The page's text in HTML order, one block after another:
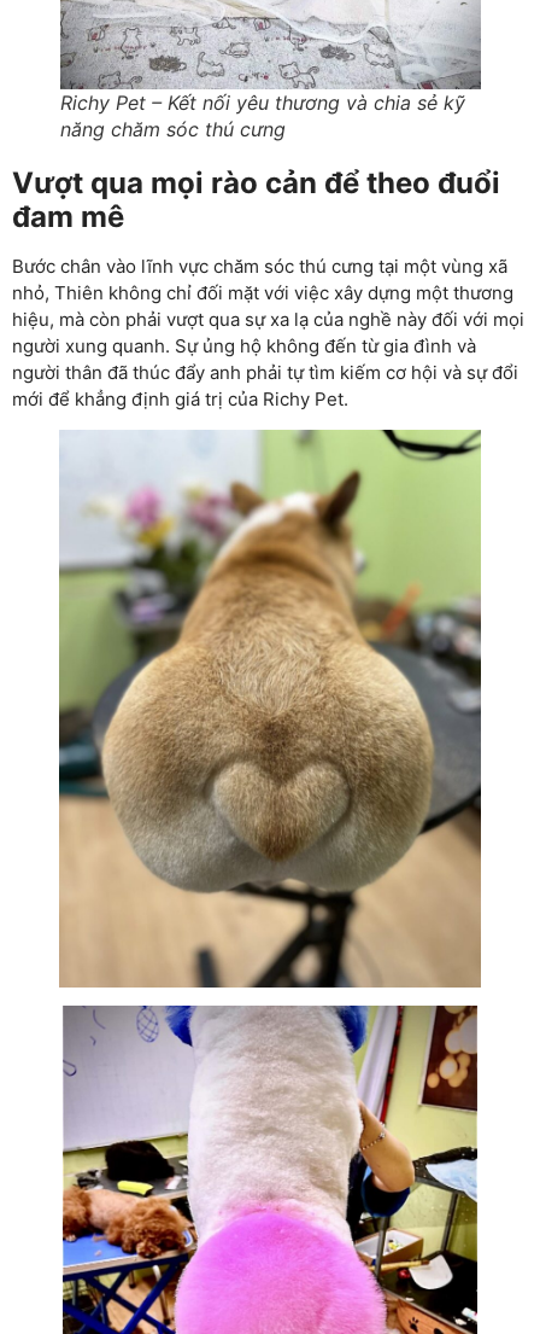
Richy Pet – Kết nối yêu thương và chia sẻ kỹ
năng chăm sóc thú cưng
Vượt qua mọi rào cản để theo đuổi
đam mê
Bước chân vào lĩnh vực chăm sóc thú cưng tại một vùng xã
nhỏ, Thiên không chỉ đối mặt với việc xây dựng một thương
hiệu, mà còn phải vượt qua sự xa lạ của nghề này đối với mọi
người xung quanh. Sự ủng hộ không đến từ gia đình và
người thân đã thúc đẩy anh phải tự tìm kiếm cơ hội và sự đổi
mới để khẳng định giá trị của Richy Pet.